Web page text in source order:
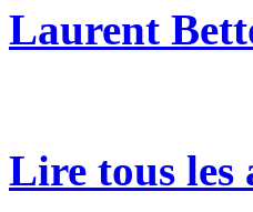
Laurent
Lire tous les